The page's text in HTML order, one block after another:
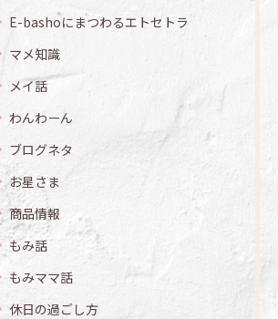
E-bashoにまつわるエトセトラ
マメ知識
メイ話
わんわーん
ブログネタ
お星さま
商品情報
もみ話
もみママ話
休日の過ごし方